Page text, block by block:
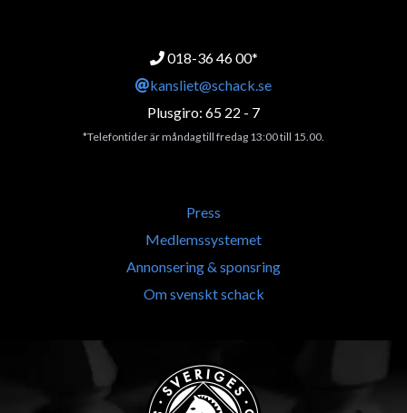
018-36 46 00*
kansliet@schack.se
Plusgiro: 65 22 - 7
*Telefontider är måndag till fredag 13:00 till 15.00.
Press
Medlemssystemet
Annonsering & sponsring
Om svenskt schack